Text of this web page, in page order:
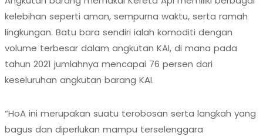
kelebihan seperti aman, sempurna waktu, serta ramah
lingkungan. Batu bara sendiri ialah komoditi dengan
volume terbesar dalam angkutan KAI, di mana pada
tahun 2021 jumlahnya mencapai 76 persen dari
keseluruhan angkutan barang KAI.
“HoA ini merupakan suatu terobosan serta langkah yang
bagus dan diperlukan mampu terselenggara